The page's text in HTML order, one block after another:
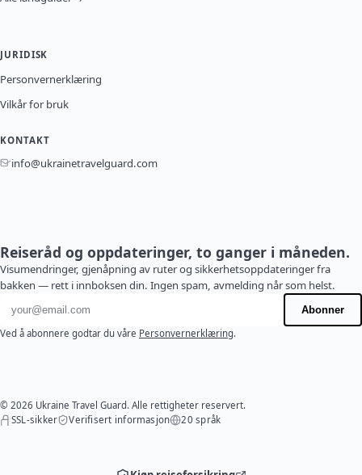
JURIDISK
Personvernerklæring
Vilkår for bruk
KONTAKT
info@ukrainetravelguard.com
Reiseråd og oppdateringer, to ganger i måneden.
Visumendringer, gjenåpning av ruter og sikkerhetsoppdateringer fra
bakken — rett i innboksen din. Ingen spam, avmelding når som helst.
E-postadresse
Abonner
Ved å abonnere godtar du våre Personvernerklæring.
© 2026 Ukraine Travel Guard. Alle rettigheter reservert.
SSL-sikker
Verifisert informasjon 20 språk